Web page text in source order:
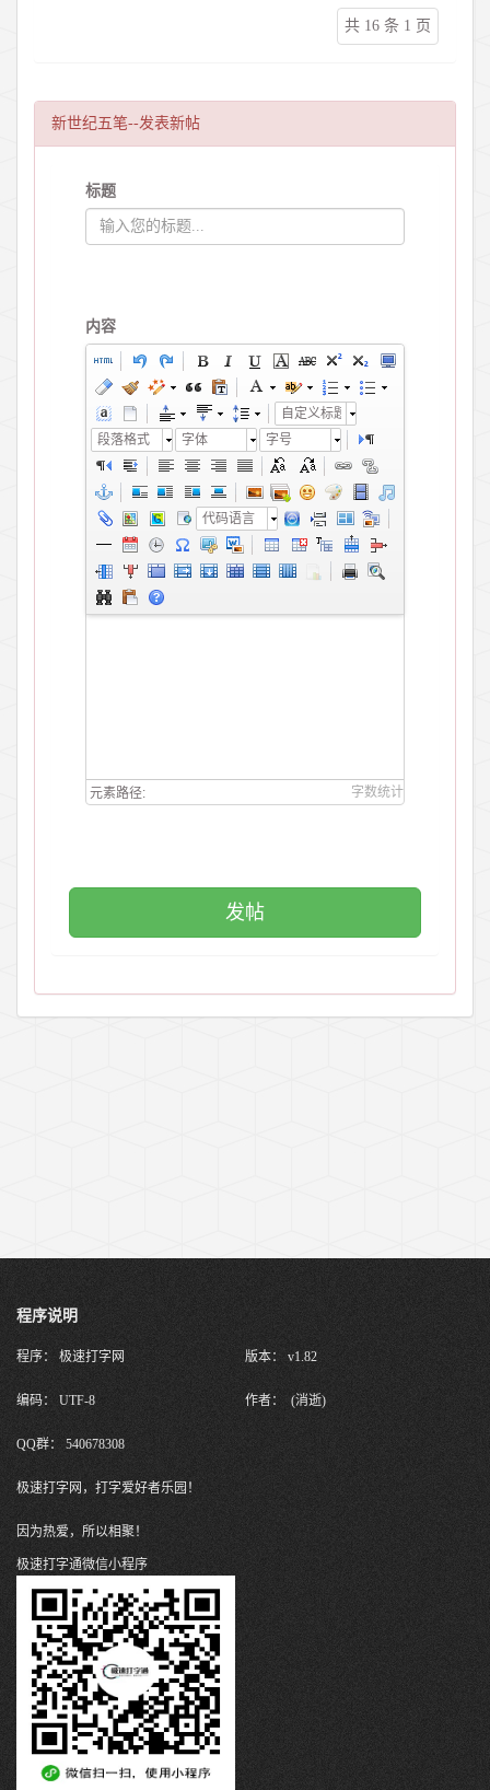
共 16 条 1 页
新世纪五笔--发表新帖
标题
内容
自定义标题
段落格式
字体 字号
代码语言
元素路径: 字数统计
程序说明
程序： 极速打字网 版本： v1.82
编码： UTF-8 作者： (消逝)
QQ群： 540678308
极速打字网，打字爱好者乐园！
因为热爱，所以相聚！
极速打字通微信小程序